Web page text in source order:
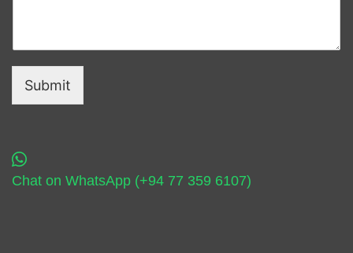
Submit
Chat on WhatsApp (+94 77 359 6107)